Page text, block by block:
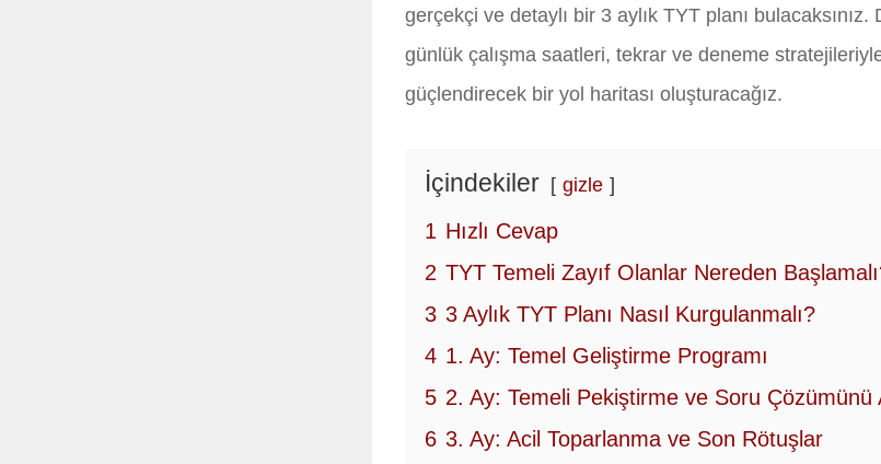
gerçekçi ve detaylı bir 3 aylık TYT planı
günlük çalışma saatleri, tekrar ve deneme
güçlendirecek bir yol haritası oluşturacağız.
İçindekiler gizle
1 Hızlı Cevap
2 TYT Temeli Zayıf Olanlar Nereden
3 3 Aylık TYT Planı Nasıl Kurgulanmalı?
4 1. Ay: Temel Geliştirme Programı
5 2. Ay: Temeli Pekiştirme ve Soru Çözümünü
6 3. Ay: Acil Toparlanma ve Son Rötuşlar